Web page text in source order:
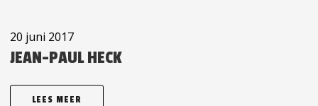
20 juni 2017
JEAN-PAUL HECK
LEES MEER